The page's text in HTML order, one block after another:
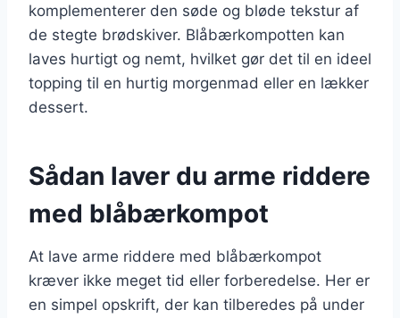
komplementerer den søde og bløde tekstur af
de stegte brødskiver. Blåbærkompotten kan
laves hurtigt og nemt, hvilket gør det til en ideel
topping til en hurtig morgenmad eller en lækker
dessert.
Sådan laver du arme riddere
med blåbærkompot
At lave arme riddere med blåbærkompot
kræver ikke meget tid eller forberedelse. Her er
en simpel opskrift, der kan tilberedes på under